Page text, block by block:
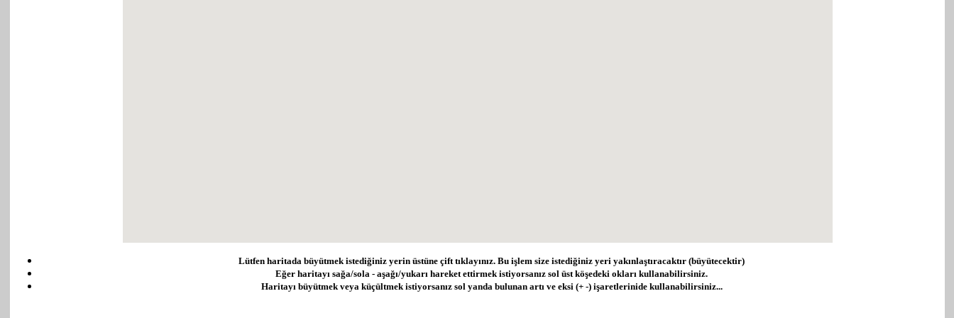
Lütfen haritada büyütmek istediğiniz yerin üstüne çift tıklayınız. Bu işlem size istediğiniz yeri yakınlaştıracaktır (büyütecektir)
Eğer haritayı sağa/sola - aşağı/yukarı hareket ettirmek istiyorsanız sol üst köşedeki okları kullanabilirsiniz.
Haritayı büyütmek veya küçültmek istiyorsanız sol yanda bulunan artı ve eksi (+ -) işaretlerinide kullanabilirsiniz...